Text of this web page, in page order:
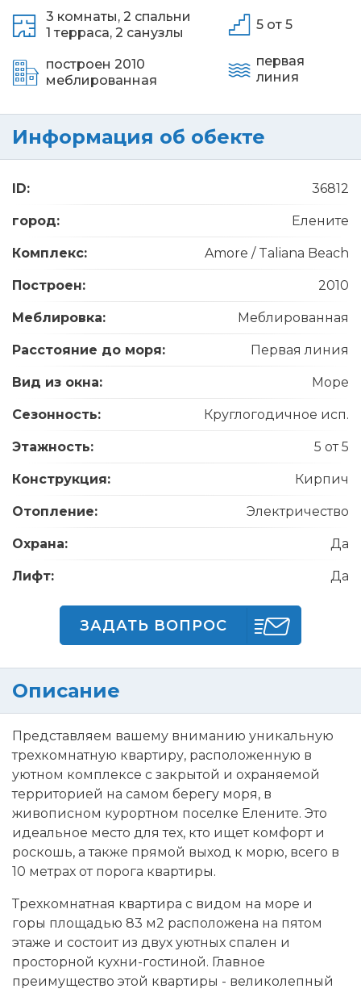
3 комнаты, 2 спальни
1 терраса, 2 санузлы
построен 2010
меблированная
5 от 5
первая
линия
Информация об обекте
ID: 36812
город: Елените
Комплекс: Amore / Taliana Beach
Построен: 2010
Меблировка: Меблированная
Расстояние до моря: Первая линия
Вид из окна: Море
Сезонность: Круглогодичное исп.
Этажность: 5 от 5
Конструкция: Кирпич
Отопление: Электричество
Охрана: Да
Лифт: Да
ЗАДАТЬ ВОПРОС
Описание
Представляем вашему вниманию уникальную
трехкомнатную квартиру, расположенную в
уютном комплексе с закрытой и охраняемой
территорией на самом берегу моря, в
живописном курортном поселке Елените. Это
идеальное место для тех, кто ищет комфорт и
роскошь, а также прямой выход к морю, всего в
10 метрах от порога квартиры.
Трехкомнатная квартира с видом на море и
горы площадью 83 м2 расположена на пятом
этаже и состоит из двух уютных спален и
просторной кухни-гостиной. Главное
преимущество этой квартиры - великолепный